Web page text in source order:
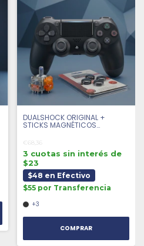
DUALSHOCK ORIGINAL +
STICKS MAGNÉTICOS
SEMINUEVO
€68,36
3 cuotas sin interés de
$23
$48 en Efectivo
$55 por Transferencia
+3
COMPRAR